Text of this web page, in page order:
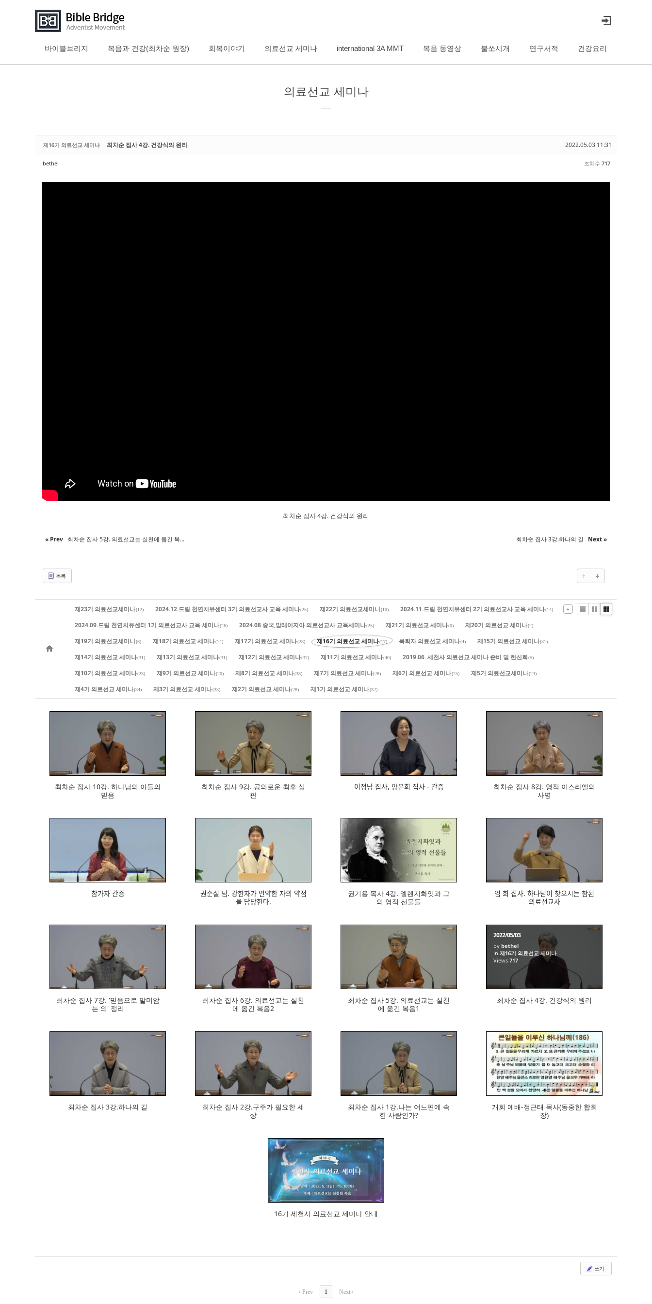
바이블브리지 복음과 건강(최차순 원장) 회복이야기 의료선교 세미나 international 3A MMT 복음 동영상 불쏘시개 연구서적 건강요리
의료선교 세미나
제16기 의료선교 세미나 2022.05.03 11:31
최차순 집사 4강. 건강식의 원리
bethel 조회 수 717
최차순 집사 4강. 건강식의 원리
« Prev 최차순 집사 5강. 의료선교는 실천에 옮긴 복... 최차순 집사 3강.하나의 길 Next »
목록
제23기 의료선교세미나(12) 2024.12.드림 천연치유센터 3기 의료선교사 교육 세미나(25) 제22기 의료선교세미니(10) 2024.11.드림 천연치유센터 2기 의료선교사 교육 세미나(14)
2024.09.드림 천연치유센터 1기 의료선교사 교육 세미나(26) 2024.08.중국,말레이지아 의료선교사 교육세미나(25) 제21기 의료선교 세미나(0) 제20기 의료선교 세미나(2)
제19기 의료선교세미니(6) 제18기 의료선교 세미나(14) 제17기 의료선교 세미나(28) 제16기 의료선교 세미나(17) 목회자 의료선교 세미나(4) 제15기 의료선교 세미나(31)
제14기 의료선교 세미나(31) 제13기 의료선교 세미나(31) 제12기 의료선교 세미나(37) 제11기 의료선교 세미나(40) 2019.06. 세천사 의료선교 세미나 준비 및 헌신회(5)
제10기 의료선교 세미나(23) 제9기 의료선교 세미나(20) 제8기 의료선교 세미나(38) 제7기 의료선교 세미나(28) 제6기 의료선교 세미나(25) 제5기 의료선교세미나(23)
제4기 의료선교 세미나(34) 제3기 의료선교 세미나(33) 제2기 의료선교 세미나(28) 제1기 의료선교 세미나(32)
ListZineGallery
최차순 집사 10강. 하나님의 아들의
믿음
최차순 집사 9강. 공의로운 최후 심
판
이정남 집사, 양은희 집사 - 간증
최차순 집사 8강. 영적 이스라엘의
사명
참가자 간증
권순실 님. 강한자가 연약한 자의 약점
을 담당한다.
740
권기용 목사 4강. 엘렌지화잇과 그
의 영적 선물들
625
염 희 집사. 하나님이 찾으시는 참된
의료선교사
최차순 집사 7강. '믿음으로 말미암
는 의' 정리
최차순 집사 6강. 의료선교는 실천
에 옮긴 복음2
최차순 집사 5강. 의료선교는 실천
에 옮긴 복음1
2022/05/03
bybethel
in제16기 의료선교 세미나
Views717
최차순 집사 4강. 건강식의 원리
최차순 집사 3강.하나의 길
690
최차순 집사 2강.구주가 필요한 세
상
최차순 집사 1강.나는 어느편에 속
한 사람인가?
453
개회 예배-정근태 목사(동중한 합회
장)
524
16기 세천사 의료선교 세미나 안내
쓰기
‹ Prev 1 Next ›